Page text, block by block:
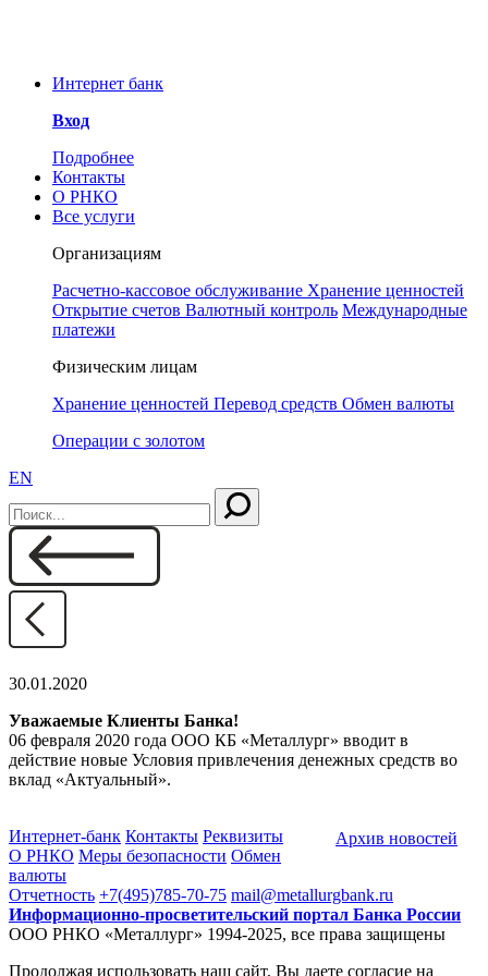
Интернет банк
Вход
Подробнее
Контакты
О РНКО
Все услуги
Организациям
Расчетно-кассовое обслуживание Хранение ценностей
Открытие счетов Валютный контроль Международные
платежи
Физическим лицам
Хранение ценностей Перевод средств Обмен валюты
Операции с золотом
EN
30.01.2020
Уважаемые Клиенты Банка!
06 февраля 2020 года ООО КБ «Металлург» вводит в
действие новые Условия привлечения денежных средств во
вклад «Актуальный».
Архив новостей
Интернет-банк Контакты Реквизиты
О РНКО Меры безопасности Обмен
валюты
Отчетность +7(495)785-70-75 mail@metallurgbank.ru
Информационно-просветительский портал Банка России
ООО РНКО «Металлург» 1994-2025, все права защищены
Продолжая использовать наш сайт, Вы даете согласие на
информирует Вас об угрозе
предотвращения инцидентов
просим принять к сведению, что у
РНКО «Металлург» нет аккаунтов
в социальных сетях. Сотрудники
РНКО также никогда не свяжутся с
Вами через любой мессенджер, в
частности Телеграмм.